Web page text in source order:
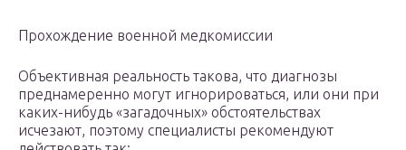
Прохождение военной медкомиссии
Объективная реальность такова, что диагнозы
преднамеренно могут игнорироваться, или они при
каких-нибудь «загадочных» обстоятельствах
исчезают, поэтому специалисты рекомендуют